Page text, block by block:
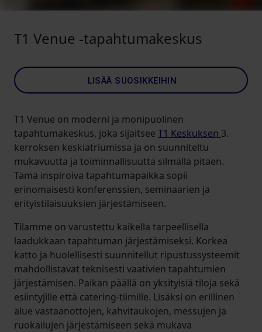
T1 Venue -tapahtumakeskus
LISÄÄ SUOSIKKEIHIN
T1 Venue on moderni ja monipuolinen
tapahtumakeskus, joka sijaitsee T1 Keskuksen 3.
kerroksen keskiatriumissa ja on suunniteltu
mukavuutta ja toiminnallisuutta silmällä pitäen.
Tämä inspiroiva tapahtumapaikka sopii
erinomaisesti konferenssien, seminaarien ja
erityistilaisuuksien järjestämiseen.
Tilamme on varustettu kaikella tarpeellisella
laadukkaan tapahtuman järjestämiseksi. Korkea
katto ja huolellisesti suunnitellut ripustussysteemit
mahdollistavat teknisesti vaativien tapahtumien
järjestämisen. Paikan päällä on yksityisiä tiloja sekä
esiintyjille että catering-tiimille. Lisäksi on erillinen
alue vastaanottojen, kahvitaukojen, messujen ja
ruokailujen järjestämiseen sekä mukava